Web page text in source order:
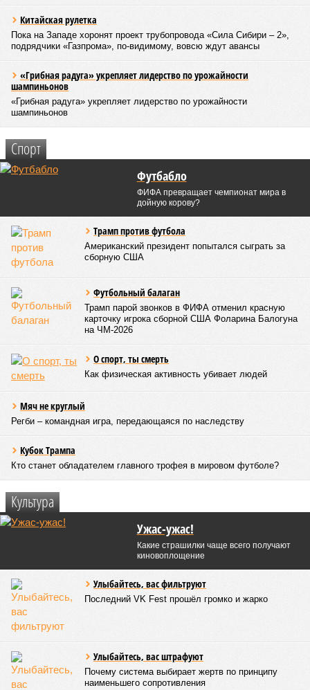
Китайская рулетка
Пока на Западе хоронят проект трубопровода «Сила Сибири – 2»,
подрядчики «Газпрома», по-видимому, вовсю ждут авансы
«Грибная радуга» укрепляет лидерство по урожайности
шампиньонов
«Грибная радуга» укрепляет лидерство по урожайности
шампиньонов
Спорт
Футбабло
ФИФА превращает чемпионат мира в
дойную корову?
Трамп против футбола
Американский президент попытался сыграть за
сборную США
Футбольный балаган
Трамп парой звонков в ФИФА отменил красную
карточку игрока сборной США Фоларина Балогуна
на ЧМ-2026
О спорт, ты смерть
Как физическая активность убивает людей
Мяч не круглый
Регби – командная игра, передающаяся по наследству
Кубок Трампа
Кто станет обладателем главного трофея в мировом футболе?
Культура
Ужас-ужас!
Какие страшилки чаще всего получают
киновоплощение
Улыбайтесь, вас фильтруют
Последний VK Fest прошёл громко и жарко
Улыбайтесь, вас штрафуют
Почему система выбирает жертв по принципу
наименьшего сопротивления